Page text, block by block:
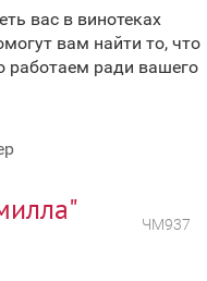
вас в винотеках
вам найти то, что
работаем ради вашего
ЧМ937